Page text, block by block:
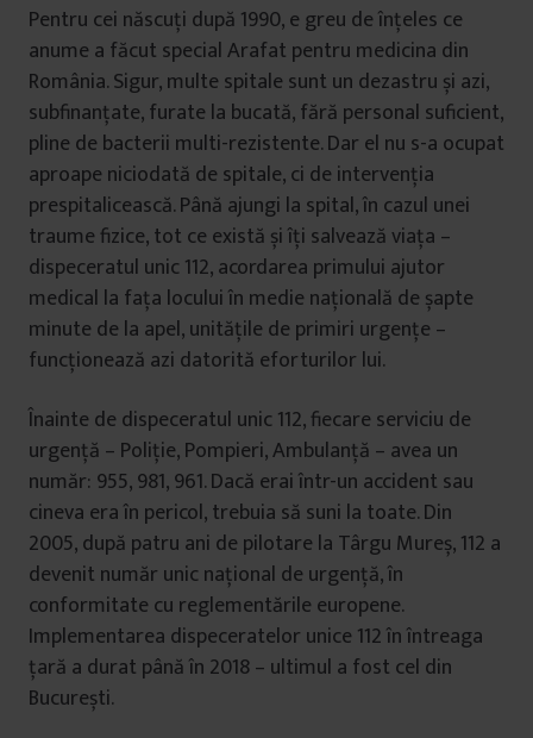
Pentru cei născuți după 1990, e greu de înțeles ce
anume a făcut special Arafat pentru medicina din
România. Sigur, multe spitale sunt un dezastru și azi,
subfinanțate, furate la bucată, fără personal suficient,
pline de bacterii multi-rezistente. Dar el nu s-a ocupat
aproape niciodată de spitale, ci de intervenția
prespitalicească. Până ajungi la spital, în cazul unei
traume fizice, tot ce există și îți salvează viața –
dispeceratul unic 112, acordarea primului ajutor
medical la fața locului în medie națională de șapte
minute de la apel, unitățile de primiri urgențe –
funcționează azi datorită eforturilor lui.
Înainte de dispeceratul unic 112, fiecare serviciu de
urgență – Poliție, Pompieri, Ambulanță – avea un
număr: 955, 981, 961. Dacă erai într-un accident sau
cineva era în pericol, trebuia să suni la toate. Din
2005, după patru ani de pilotare la Târgu Mureș, 112 a
devenit număr unic național de urgență, în
conformitate cu reglementările europene.
Implementarea dispeceratelor unice 112 în întreaga
țară a durat până în 2018 – ultimul a fost cel din
București.